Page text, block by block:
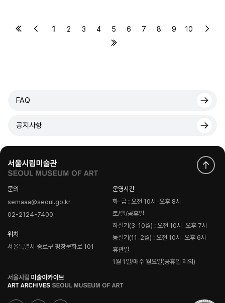
1 2 3 4 5 6 7 8 9 10
FAQ
공지사항
문의
semaaa@seoul.go.kr
02-2124-7400
위치
서울특별시 종로구 평창문화로 101
운영시간
화-금 : 오전 10시-오후 8시
토/일/공휴일
하절기(3-10월) : 오전 10시-오후 7시
동절기(11-2월) : 오전 10시-오후 6시
휴관일
1월 1일/매주 월요일(공휴일 제외)
로
고